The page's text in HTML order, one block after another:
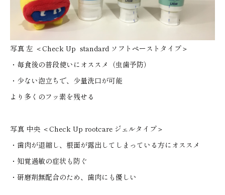
写真 左 ＜Check Up standard ソフトペーストタイプ＞
・毎食後の普段使いにオススメ（虫歯予防）
・少ない泡立ちで、少量洗口が可能
より多くのフッ素を残せる
写真 中央 ＜Check Up rootcare ジェルタイプ＞
・歯肉が退縮し、根面が露出してしまっている方にオススメ
・知覚過敏の症状も防ぐ
・研磨剤無配合のため、歯肉にも優しい